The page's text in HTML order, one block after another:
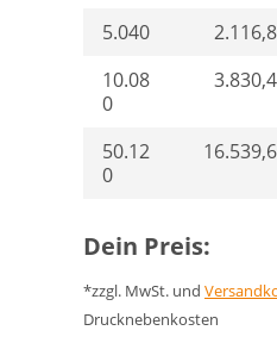
5.040
10.08
0
50.12
0
Dein Preis:
*zzgl. MwSt. und
Drucknebenkosten